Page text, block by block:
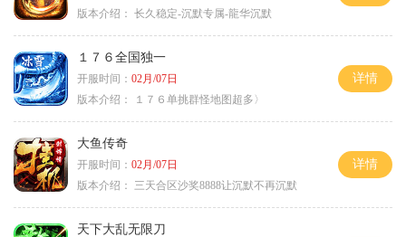
版本介绍： 长久稳定-沉默专属-龍华沉默
１７６全国独一
开服时间： 02月/07日
版本介绍：
１７６单挑群怪地图超多〉
详情
大鱼传奇
开服时间： 02月/07日
版本介绍：
三天合区沙奖8888让沉默不再沉默
详情
天下大乱无限刀